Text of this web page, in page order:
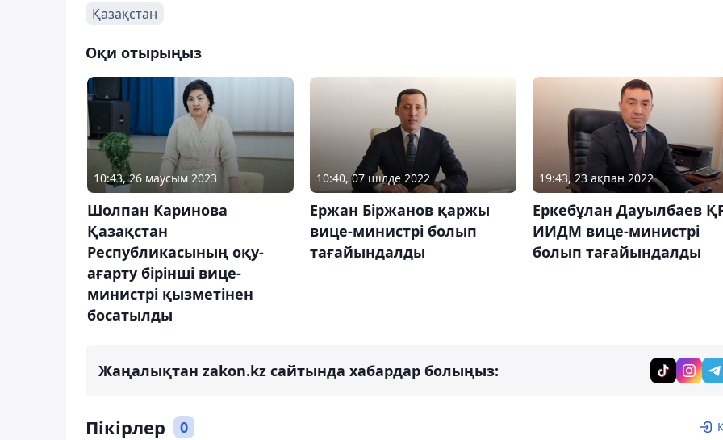
Қазақстан
Оқи отырыңыз
10:43, 26 маусым 2023
Шолпан Каринова
Қазақстан
Республикасының оқу-
ағарту бірінші вице-
министрі қызметінен
босатылды
10:40, 07 шілде 2022
Ержан Біржанов қаржы
вице-министрі болып
тағайындалды
19:43, 23 ақпан 2022
Еркебұлан Дауылбаев
ИИДМ вице-министрі
болып тағайындалды
Жаңалықтан zakon.kz сайтында хабардар болыңыз:
Пікірлер 0